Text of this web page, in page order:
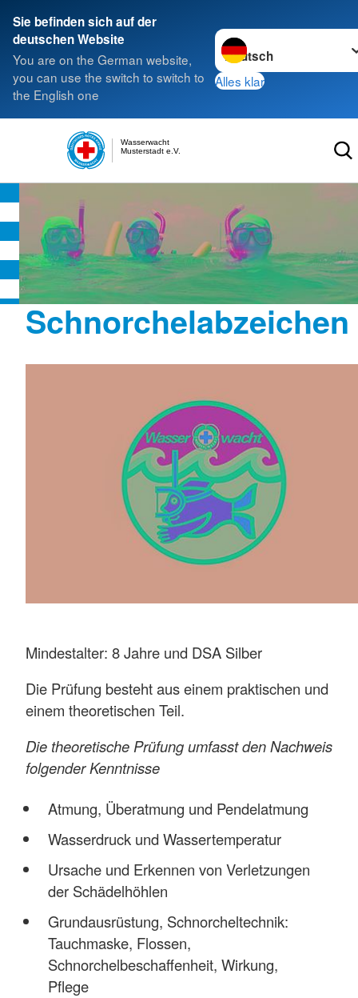
Sie befinden sich auf der
deutschen Website
You are on the German website,
you can use the switch to switch to
the English one
Sprache wechseln zu
Alles klar
Musterstadt e.V.
Wasserwacht
Schnorchelabzeichen
Mindestalter: 8 Jahre und DSA Silber
Die Prüfung besteht aus einem praktischen und
einem theoretischen Teil.
Die theoretische Prüfung umfasst den Nachweis
folgender Kenntnisse
Atmung, Überatmung und Pendelatmung
Wasserdruck und Wassertemperatur
Ursache und Erkennen von Verletzungen
der Schädelhöhlen
Grundausrüstung, Schnorcheltechnik:
Tauchmaske, Flossen,
Schnorchelbeschaffenheit, Wirkung,
Pflege